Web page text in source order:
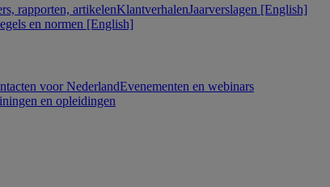
rapporten, artikelenKlantverhalenJaarverslagen [English]
en normen [English]
voor NederlandEvenementen en webinars
en opleidingen